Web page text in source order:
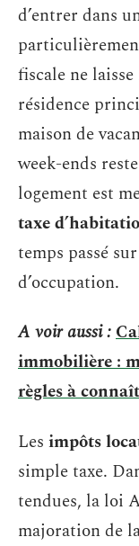
d’entrer dans
fiscale ne
résidence
maison de
week-ends
logement est
taxe
temps passé
d’occupation.
A voir aussi :
immobilière :
règles à
Les impôts
simple taxe.
tendues, la loi
majoration de